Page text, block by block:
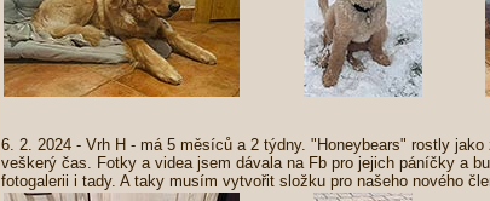
6. 2. 2024 - Vrh H - má 5 měsíců a 2 týdny. "Honeybears" rostly
veškerý čas. Fotky a videa jsem dávala na Fb pro jejich páníčky a
fotogalerii i tady. A taky musím vytvořit složku pro našeho nového